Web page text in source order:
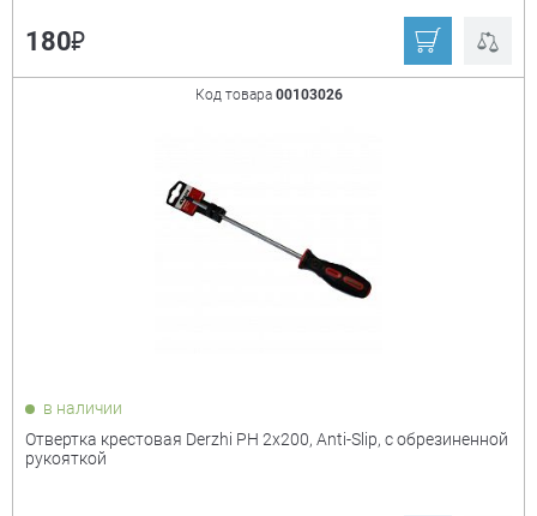
180₽
Код товара 00103026
в наличии
Отвертка крестовая Derzhi PH 2х200, Anti-Slip, с обрезиненной
рукояткой